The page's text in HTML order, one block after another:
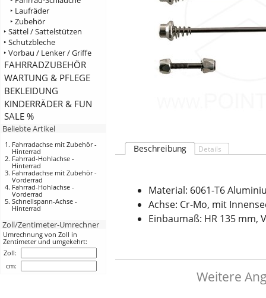
‣ Laufräder
‣ Zubehör
‣ Sättel / Sattelstützen
‣ Schutzbleche
‣ Vorbau / Lenker / Griffe
FAHRRADZUBEHÖR
WARTUNG & PFLEGE
BEKLEIDUNG
KINDERRÄDER & FUN
SALE %
Beliebte Artikel
Fahrradachse mit Zubehör -
Hinterrad
Fahrrad-Hohlachse -
Hinterrad
Fahrradachse mit Zubehör -
Vorderrad
Fahrrad-Hohlachse -
Vorderrad
Schnellspann-Achse -
Hinterrad
Zoll/Zentimeter-Umrechner
Umrechnung von Zoll in
Zentimeter und umgekehrt:
Zoll:
cm:
Beschreibung Details
Material: 6061-T6
Achse: Cr-Mo, mit
Einbaumaß: HR 135 mm,
Weitere